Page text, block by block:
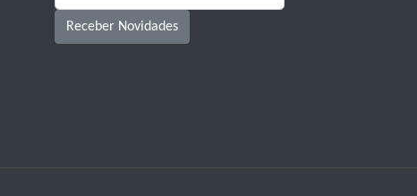
Receber Novidades